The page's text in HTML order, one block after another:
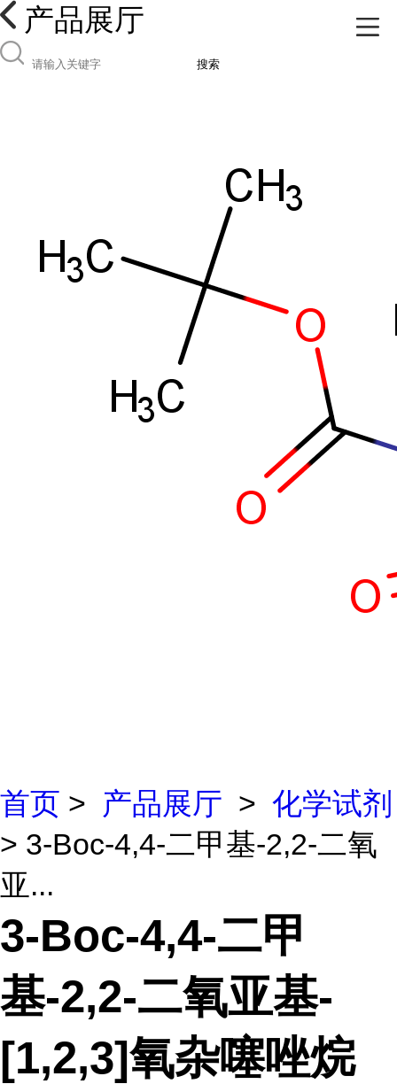
产品展厅
搜索
首页 > 产品展厅 > 化学试剂
> 3-Boc-4,4-二甲基-2,2-二氧
亚...
3-Boc-4,4-二甲
基-2,2-二氧亚基-
[1,2,3]氧杂噻唑烷